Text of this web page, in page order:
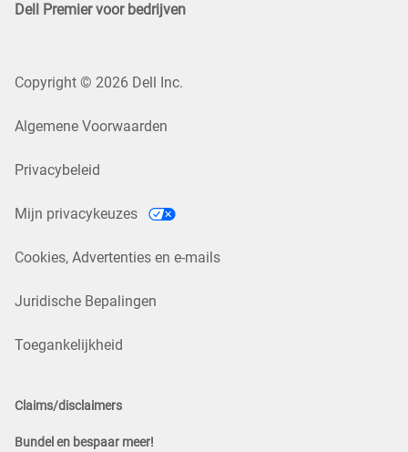
Dell Premier voor bedrijven
Copyright © 2026 Dell Inc.
Algemene Voorwaarden
Privacybeleid
Mijn privacykeuzes
Cookies, Advertenties en e-mails
Juridische Bepalingen
Toegankelijkheid
Claims/disclaimers
Bundel en bespaar meer!